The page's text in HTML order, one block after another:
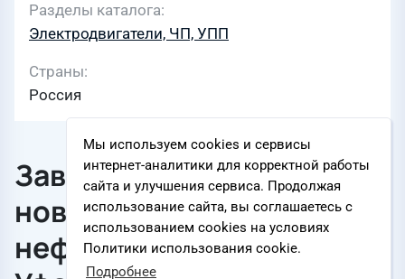
Мы используем cookies и сервисы
интернет-аналитики для корректной работы
сайта и улучшения сервиса. Продолжая
использование сайта, вы соглашаетесь с
использованием cookies на условиях
Политики использования cookie.
Подробнее
Разделы каталога
Электродвигатели, ЧП, УПП
Страны
Россия
Завершено подключение
нового участка
нефтепродуктопровода